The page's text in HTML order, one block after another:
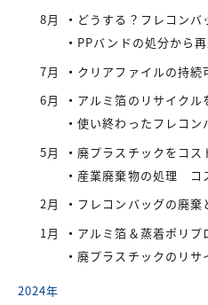
8月
どうする？フレコンバッグ
PPバンドの処分から再生まで：
7月
クリアファイルの持続
6月
アルミ箔のリサイクルを徹底攻略：複合材で
使い終わったフレコンバッグは資産
5月
廃プラスチックをコストから利
産業廃棄物の処理 コ
2月
フレコンバッグの廃棄
1月
アルミ箔＆蒸着ポリプ
廃プラスチックのリサ
2024年